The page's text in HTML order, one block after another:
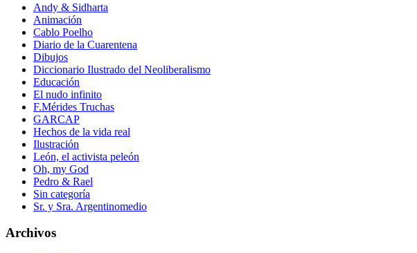
Andy & Sidharta
Animación
Cablo Poelho
Diario de la Cuarentena
Dibujos
Diccionario Ilustrado del Neoliberalismo
Educación
El nudo infinito
F.Mérides Truchas
GARCAP
Hechos de la vida real
Ilustración
León, el activista peleón
Oh, my God
Pedro & Rael
Sin categoría
Sr. y Sra. Argentinomedio
Archivos